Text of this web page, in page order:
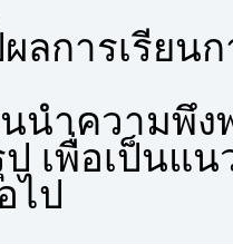
ลการเรียน
วามพึงพอ
เพื่อเป็นแ
ไป